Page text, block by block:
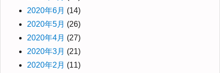
2020年6月 (14)
2020年5月 (26)
2020年4月 (27)
2020年3月 (21)
2020年2月 (11)